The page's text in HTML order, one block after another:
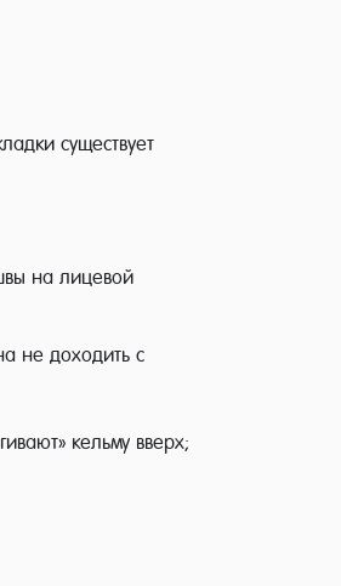
существует
на лицевой
не доходить с
кельму вверх;